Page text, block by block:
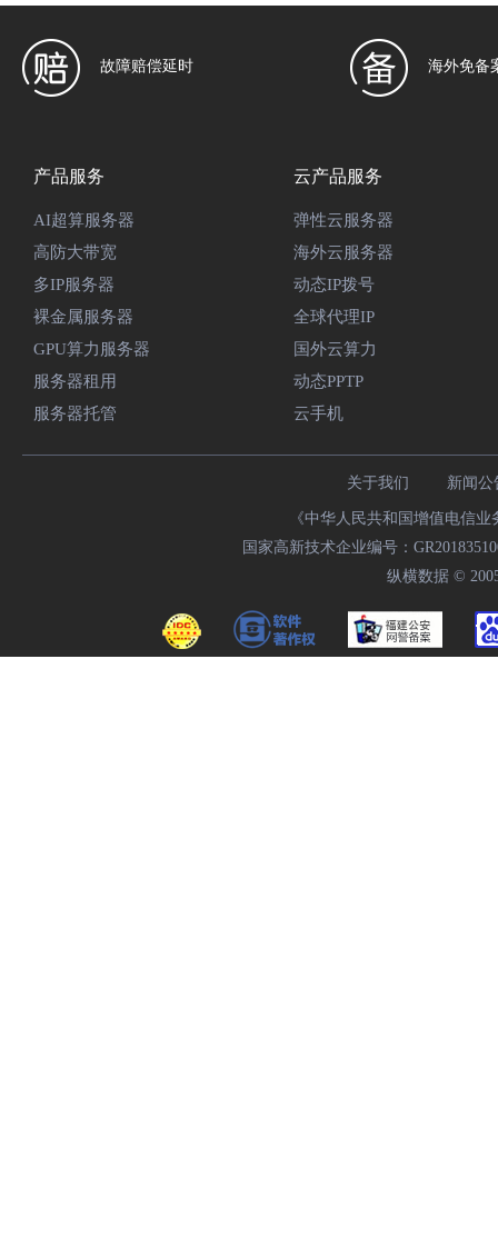
故障赔偿延时 海外免备
产品服务
AI超算服务器
高防大带宽
多IP服务器
裸金属服务器
GPU算力服务器
服务器租用
服务器托管
云产品服务
弹性云服务器
海外云服务器
动态IP拨号
全球代理IP
国外云算力
动态PPTP
云手机
关于我们 新闻公
《中华人民共和国增值电信
国家高新技术企业编号：
纵横数据 ©